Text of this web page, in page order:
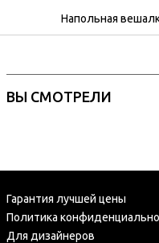
Напольная
ВЫ СМОТРЕЛИ
Гарантия лучшей цены
Политика
Для дизайнеров